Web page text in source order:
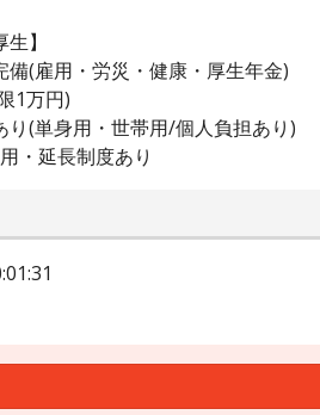
】
備(雇用・労災・健康・厚生年金)
1万円)
り(単身用・世帯用/個人負担あり)
・延長制度あり